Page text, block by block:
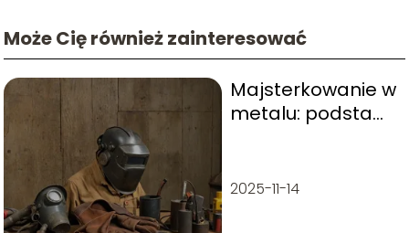
Może Cię również zainteresować
Majsterkowanie w
metalu: podstawy
2025-11-14